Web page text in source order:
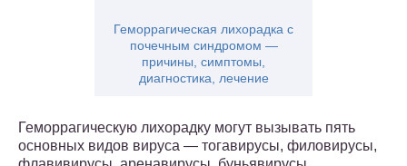
Геморрагическая лихорадка с
почечным синдромом —
причины, симптомы,
диагностика, лечение
Геморрагическую лихорадку могут вызывать пять
основных видов вируса — тогавирусы, филовирусы,